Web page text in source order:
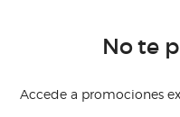
No te
Accede a promociones